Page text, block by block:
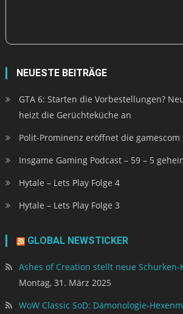
NEUESTE BEITRÄGE
GTA 6: Starten die Vorbestellungen?
heizt die Gerüchteküche an
Polit-Prominenz eröffnet die gamescom
Insgame Gaming Podcast – 59 – 5
Hytale – Lets Play Folge 4
Hytale – Lets Play Folge 3
GLOBAL NEWSTICKER
Ashes of Creation stellt neue Schurken-
Montag, 31. März 2025
WoW Classic SoD: Dämonologie-